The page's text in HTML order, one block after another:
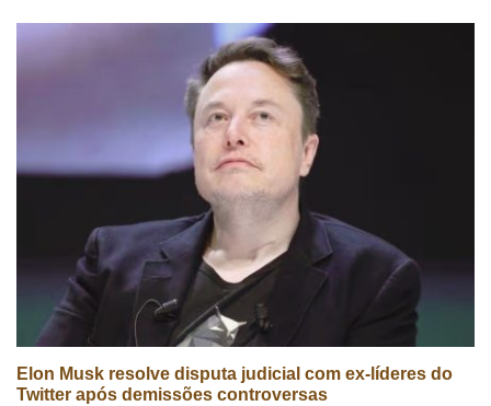
Elon Musk resolve disputa judicial com ex-líderes do
Twitter após demissões controversas